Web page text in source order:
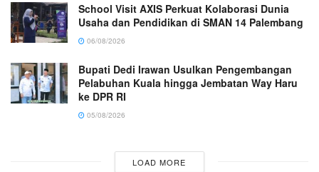
School Visit AXIS Perkuat Kolaborasi Dunia
Usaha dan Pendidikan di SMAN 14 Palembang
06/08/2026
Bupati Dedi Irawan Usulkan Pengembangan
Pelabuhan Kuala hingga Jembatan Way Haru
ke DPR RI
05/08/2026
LOAD MORE